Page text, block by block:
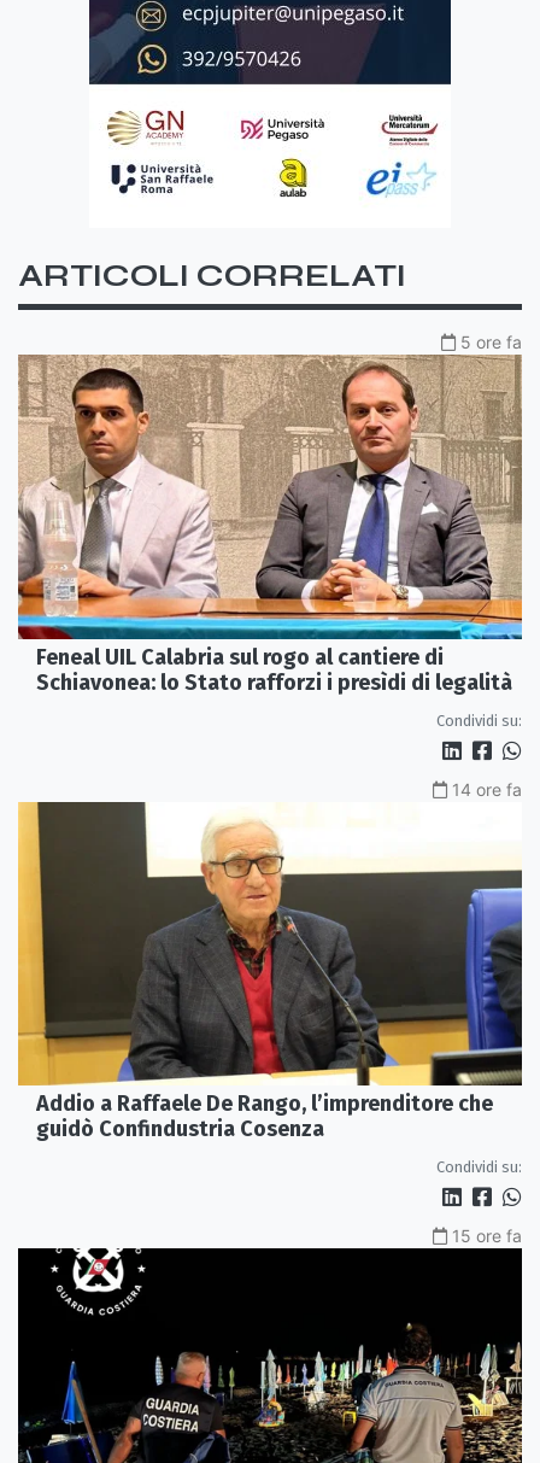
ARTICOLI CORRELATI
5 ore fa
Feneal UIL Calabria sul rogo al cantiere di
Schiavonea: lo Stato rafforzi i presìdi di legalità
Condividi su:
14 ore fa
Addio a Raffaele De Rango, l’imprenditore che
guidò Confindustria Cosenza
Condividi su:
15 ore fa